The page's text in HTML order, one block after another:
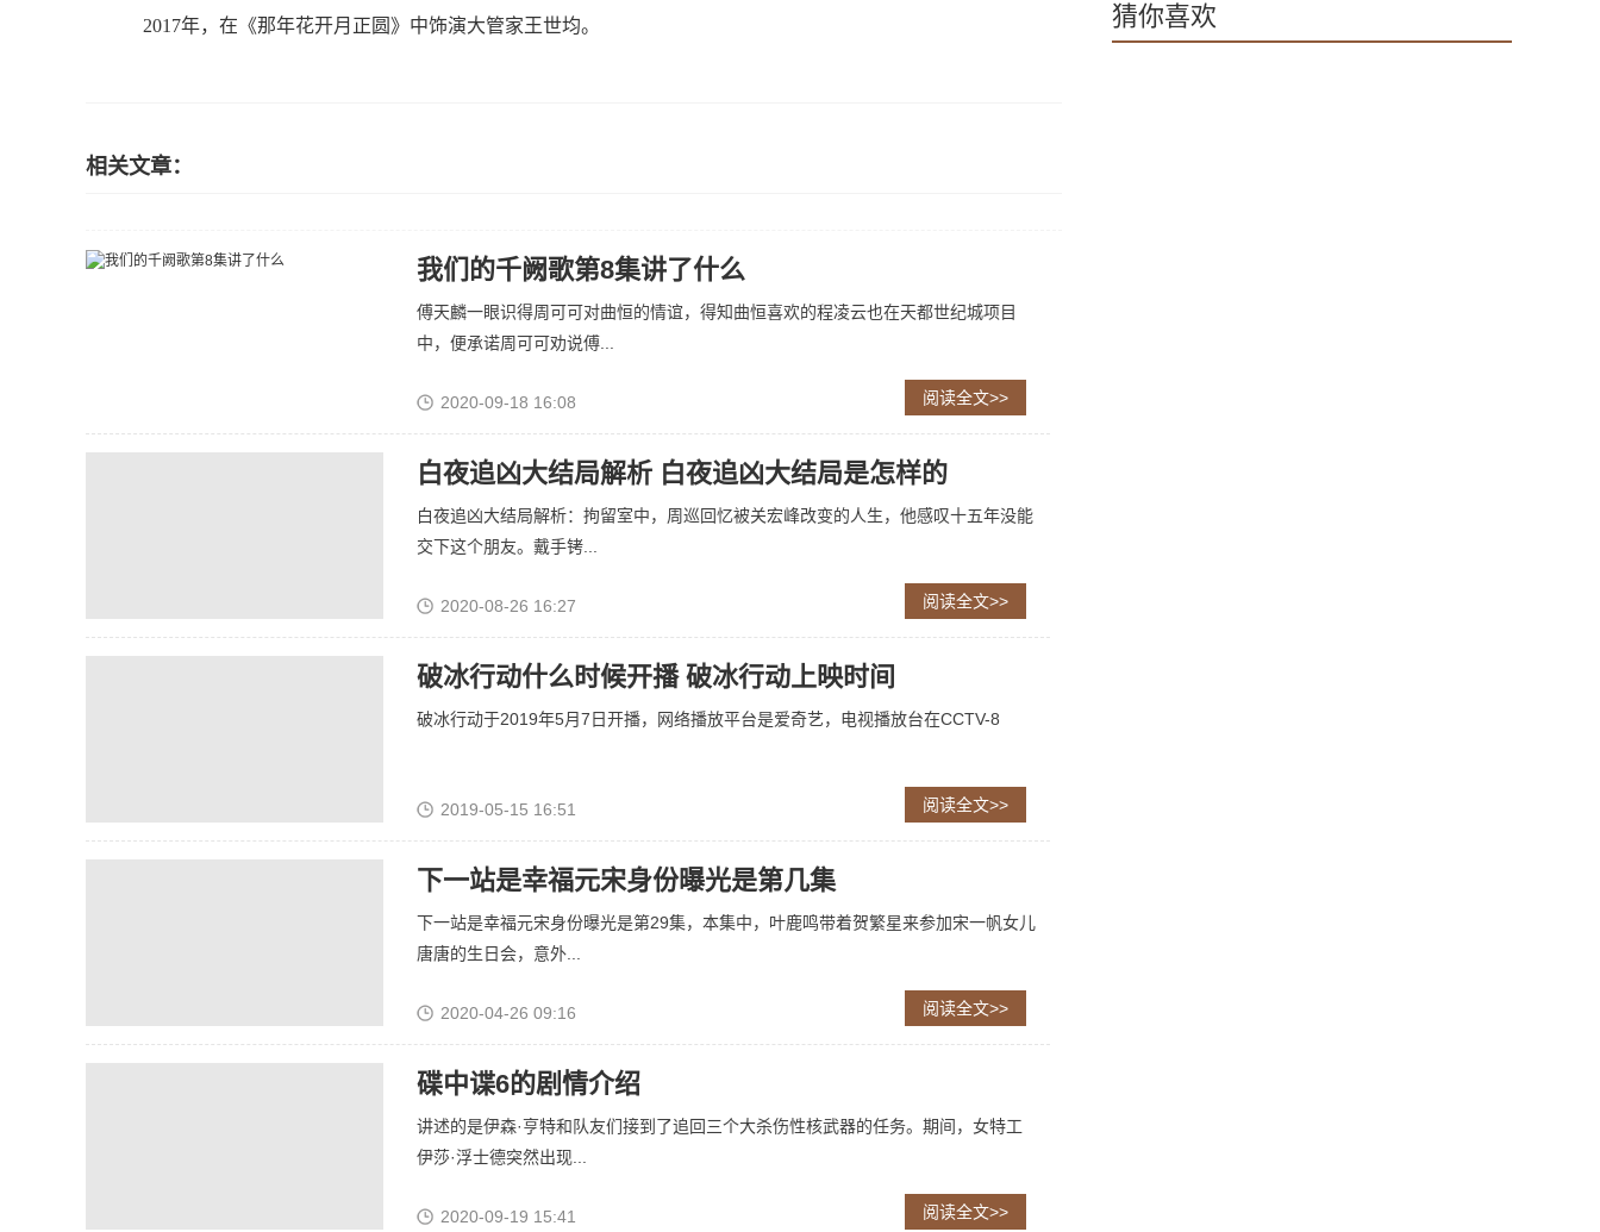
2017年，在《那年花开月正圆》中饰演大管家王世均。
相关文章：
我们的千阙歌第8集讲了什么
傅天麟一眼识得周可可对曲恒的情谊，得知曲恒喜欢的程凌云也在天都世纪城项目
中，便承诺周可可劝说傅...
2020-09-18 16:08 阅读全文>>
白夜追凶大结局解析 白夜追凶大结局是怎样的
白夜追凶大结局解析：拘留室中，周巡回忆被关宏峰改变的人生，他感叹十五年没能
交下这个朋友。戴手铐...
2020-08-26 16:27 阅读全文>>
破冰行动什么时候开播 破冰行动上映时间
破冰行动于2019年5月7日开播，网络播放平台是爱奇艺，电视播放台在CCTV-8
2019-05-15 16:51 阅读全文>>
下一站是幸福元宋身份曝光是第几集
下一站是幸福元宋身份曝光是第29集，本集中，叶鹿鸣带着贺繁星来参加宋一帆女儿
唐唐的生日会，意外...
2020-04-26 09:16 阅读全文>>
碟中谍6的剧情介绍
讲述的是伊森·亨特和队友们接到了追回三个大杀伤性核武器的任务。期间，女特工
伊莎·浮士德突然出现...
2020-09-19 15:41 阅读全文>>
猜你喜欢